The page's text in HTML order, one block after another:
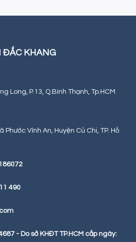
ĐẮC KHANG
Long, P.13, Q.Bình Thạnh, Tp.HCM
Phước Vĩnh An, Huyện Củ Chi, TP. Hồ
490
- Do sở KHĐT TP.HCM cấp ngày: